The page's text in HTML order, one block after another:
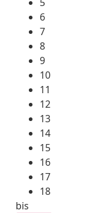
6
7
8
9
10
11
12
13
14
15
16
17
18
bis